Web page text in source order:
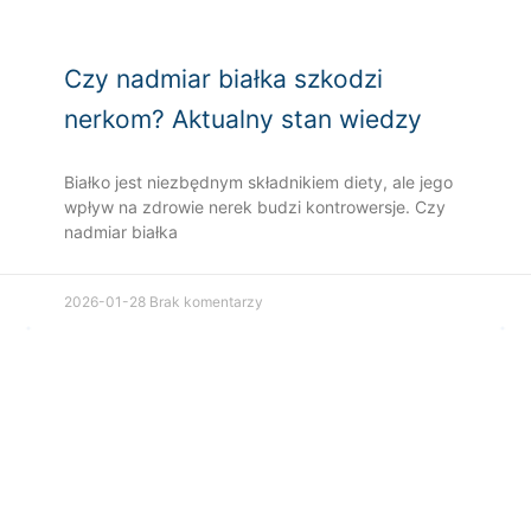
Czy nadmiar białka szkodzi
nerkom? Aktualny stan wiedzy
Białko jest niezbędnym składnikiem diety, ale jego
wpływ na zdrowie nerek budzi kontrowersje. Czy
nadmiar białka
2026-01-28 Brak komentarzy